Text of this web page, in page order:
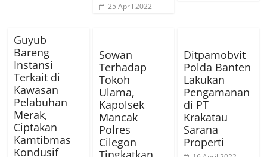
25 April 2022
Guyub
Bareng
Instansi
Terkait di
Kawasan
Pelabuhan
Merak,
Ciptakan
Kamtibmas
Kondusif
Sowan
Terhadap
Tokoh
Ulama,
Kapolsek
Mancak
Polres
Cilegon
Ditpamobvit
Polda Banten
Lakukan
Pengamanan
di PT
Krakatau
Sarana
Properti